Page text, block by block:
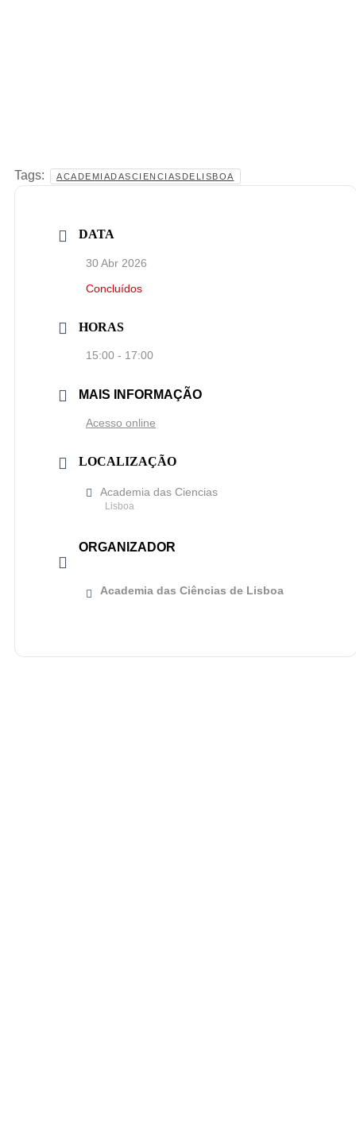
Tags: ACADEMIADASCIENCIASDELISBOA
DATA
30 Abr 2026
Concluídos
HORAS
15:00 - 17:00
MAIS INFORMAÇÃO
Acesso online
LOCALIZAÇÃO
Academia das Ciencias
Lisboa
ORGANIZADOR
Academia das Ciências de Lisboa